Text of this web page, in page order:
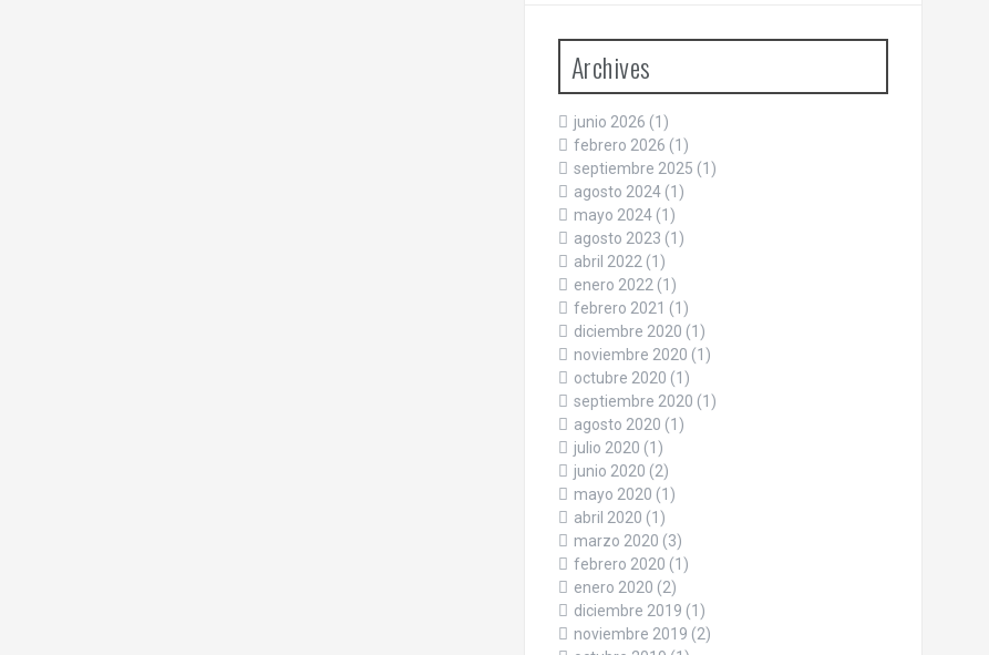
Archives
junio 2026 (1)
febrero 2026 (1)
septiembre 2025 (1)
agosto 2024(1)
mayo 2024(1)
agosto 2023 (1)
abril 2022(1)
enero 2022(1)
febrero 2021 (1)
diciembre 2020 (1)
noviembre 2020 (1)
octubre 2020 (1)
septiembre 2020 (1)
agosto 2020 (1)
julio 2020 (1)
junio 2020 (2)
mayo 2020 (1)
abril 2020 (1)
marzo 2020 (3)
febrero 2020 (1)
enero 2020 (2)
diciembre 2019 (1)
noviembre 2019 (2)